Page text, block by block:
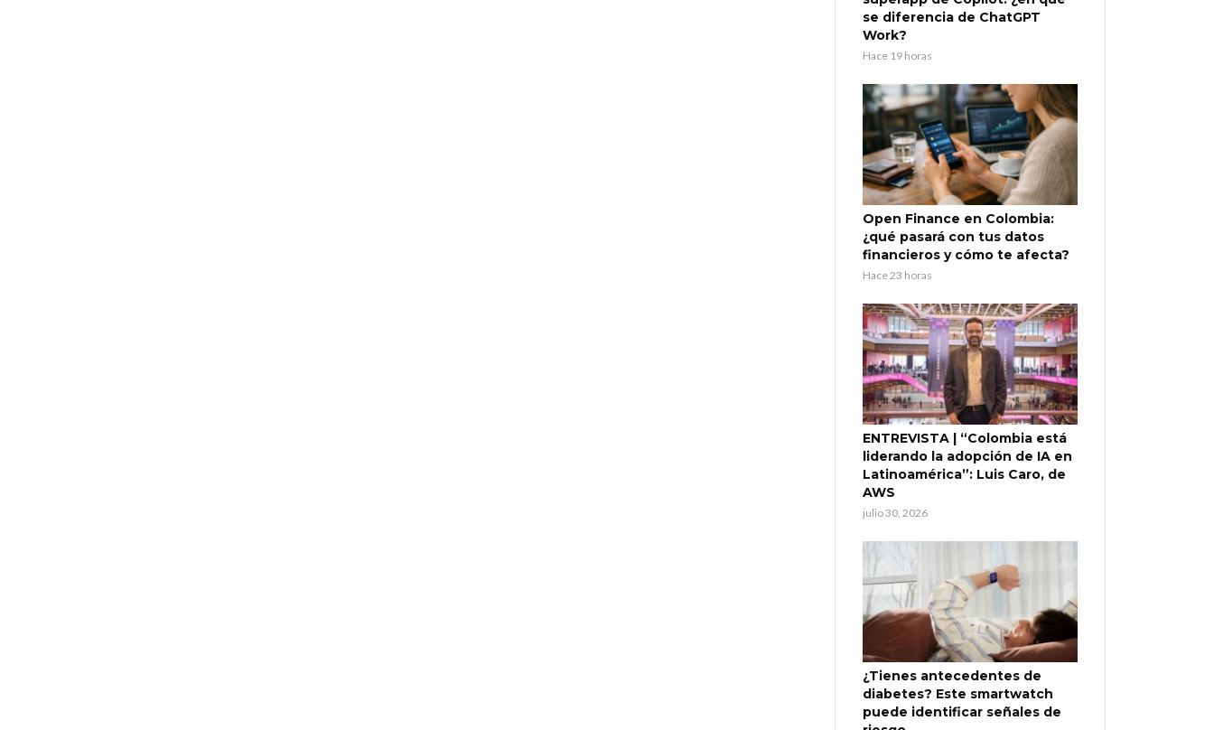
se diferencia de ChatGPT
Work?
Hace 19 horas
Open Finance en Colombia:
¿qué pasará con tus datos
financieros y cómo te afecta?
Hace 23 horas
ENTREVISTA | “Colombia está
liderando la adopción de IA en
Latinoamérica”: Luis Caro, de
AWS
julio 30, 2026
¿Tienes antecedentes de
diabetes? Este smartwatch
puede identificar señales de